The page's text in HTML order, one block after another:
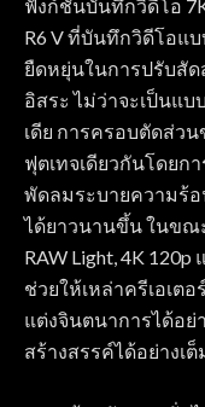
ฟังก์ชันบันทึกวิดีโอ 7K
R6 V ที่บันทึกวิดีโอแ
ยืดหยุ่นในการปรับสั
อิสระ ไม่ว่าจะเป็นแ
เดีย การครอบตัดส่ว
ฟุตเทจเดียวกันโดยก
พัดลมระบายความร้
ได้ยาวนานขึ้น ในขณะ
RAW Light, 4K 120p
ช่วยให้เหล่าครีเอเต
แต่งจินตนาการได้อ
สร้างสรรค์ได้อย่างเ